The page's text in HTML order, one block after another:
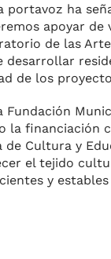
portavoz ha
apoyar
de las
de los
Fundación
financiación
Cultura y
el tejido
y